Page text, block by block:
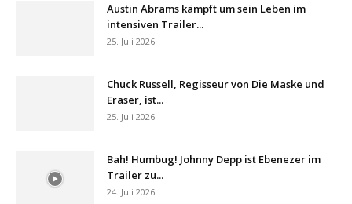
Austin Abrams kämpft um sein Leben im
intensiven Trailer...
25. Juli 2026
Chuck Russell, Regisseur von Die Maske und
Eraser, ist...
25. Juli 2026
Bah! Humbug! Johnny Depp ist Ebenezer im
Trailer zu...
24. Juli 2026